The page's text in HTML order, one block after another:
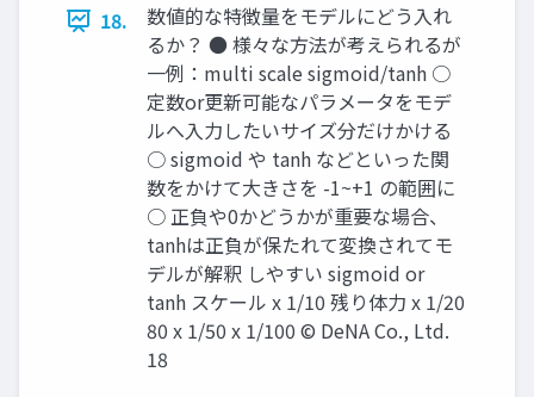
18.
数値的な特徴量をモデルにどう入れ
るか？ ● 様々な方法が考えられるが
一例：multi scale sigmoid/tanh ○
定数or更新可能なパラメータをモデ
ルへ入力したいサイズ分だけかける
○ sigmoid や tanh などといった関
数をかけて大きさを -1~+1 の範囲に
○ 正負や0かどうかが重要な場合、
tanhは正負が保たれて変換されてモ
デルが解釈 しやすい sigmoid or
tanh スケール x 1/10 残り体力 x 1/20
80 x 1/50 x 1/100 © DeNA Co., Ltd.
18